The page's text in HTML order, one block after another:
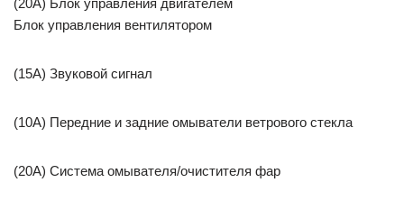
Блок управления вентилятором
(15A) Звуковой сигнал
(10A) Передние и задние омыватели ветрового стекла
(20A) Система омывателя/очистителя фар